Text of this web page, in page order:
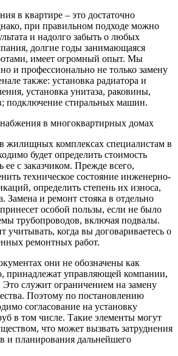
в квартире – это достаточно
при правильном подходе можно
и надолго забыть о любых
долгие годы занимающаяся
имеет огромный опыт. Мы
и профессионально не только замену
также: установка радиатора и
установка унитаза, раковины,
подключение стиральных машин.
в многоквартирных домах
жилищных комплексах специалистам в
будет определить стоимость
ее с заказчиком. Прежде всего,
техническое состояние инженерно-
определить степень их износа,
Замена и ремонт стояка в отдельно
особой пользы, если не было
трубопроводов, включая подвалы.
учитывать, когда вы договариваетесь о
ремонтных работ.
они не обозначены как
принадлежат управляющей компании,
служит ограничением на замену
Поэтому по постановлению
согласование на установку
в том числе. Такие элементы могут
что может вызвать затруднения
и планирования дальнейшего